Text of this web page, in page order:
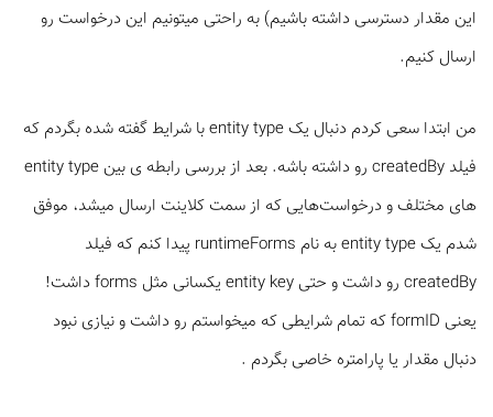
این مقدار دسترسی داشته باشیم) به راحتی میتونیم این درخواست رو
ارسال کنیم.
من ابتدا سعی کردم دنبال یک entity type با شرایط گفته شده بگردم که
فیلد createdBy رو داشته باشه. بعد از بررسی رابطه ی بین entity type
های مختلف و درخواست‌هایی که از سمت کلاینت ارسال میشد، موفق
شدم یک entity type به نام runtimeForms
پیدا کنم که فیلد
createdBy رو داشت و حتی entity key یکسانی مثل forms داشت!
یعنی formID که تمام شرایطی که میخواستم رو داشت و نیازی نبود
دنبال مقدار یا پارامتره خاصی بگردم .